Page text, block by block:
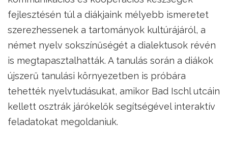
fejlesztésén túl a diákjaink mélyebb ismeretet
szerezhessenek a tartományok kultúrájáról, a
német nyelv sokszínűségét a dialektusok révén
is megtapasztalhatták. A tanulás során a diákok
újszerű tanulási környezetben is próbára
tehették nyelvtudásukat, amikor Bad Ischl utcáin
kellett osztrák járókelők segítségével interaktív
feladatokat megoldaniuk.